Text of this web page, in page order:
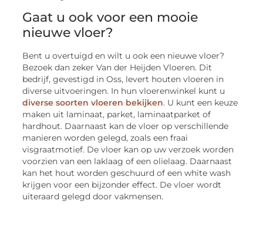
Gaat u ook voor een mooie
nieuwe vloer?
Bent u overtuigd en wilt u ook een nieuwe vloer?
Bezoek dan zeker Van der Heijden Vloeren. Dit
bedrijf, gevestigd in Oss, levert houten vloeren in
diverse uitvoeringen. In hun vloerenwinkel kunt u
diverse soorten vloeren bekijken. U kunt een keuze
maken uit laminaat, parket, laminaatparket of
hardhout. Daarnaast kan de vloer op verschillende
manieren worden gelegd, zoals een fraai
visgraatmotief. De vloer kan op uw verzoek worden
voorzien van een laklaag of een olielaag. Daarnaast
kan het hout worden geschuurd of een white wash
krijgen voor een bijzonder effect. De vloer wordt
uiteraard gelegd door vakmensen.